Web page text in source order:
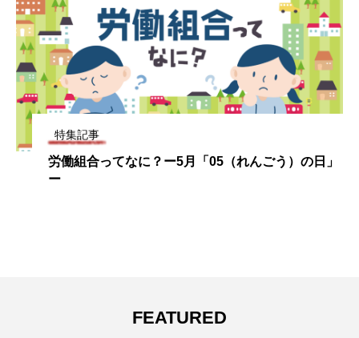
特集記事
労働組合ってなに？ー5月「05（れんごう）の日」
ー
FEATURED